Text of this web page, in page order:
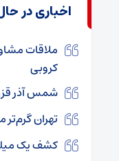
اخباری در
ملاقات
کروبی
شمس آذر
تهران
کشف یک‌